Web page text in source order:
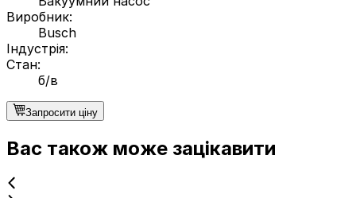
Виробник:
Busch
Індустрія:
Стан:
б/в
Запросити ціну
Вас також може зацікавити